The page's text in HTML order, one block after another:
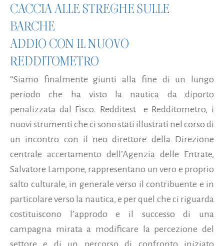
CACCIA ALLE STREGHE SULLE
BARCHE
ADDIO CON IL NUOVO
REDDITOMETRO
“Siamo finalmente giunti alla fine di un lungo
periodo che ha visto la nautica da diporto
penalizzata dal Fisco. Redditest e Redditometro, i
nuovi strumenti che ci sono stati illustrati nel corso di
un incontro con il neo direttore della Direzione
centrale accertamento dell’Agenzia delle Entrate,
Salvatore Lampone, rappresentano un vero e proprio
salto culturale, in generale verso il contribuente e in
particolare verso la nautica, e per quel che ci riguarda
costituiscono l’approdo e il successo di una
campagna mirata a modificare la percezione del